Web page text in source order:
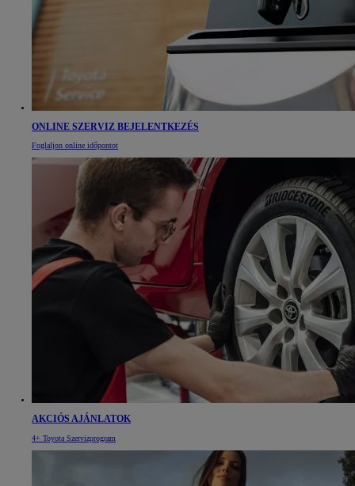
ONLINE SZERVIZ BEJELENTKEZÉS
Foglaljon online időpontot
AKCIÓS AJÁNLATOK
4+ Toyota Szervizprogram